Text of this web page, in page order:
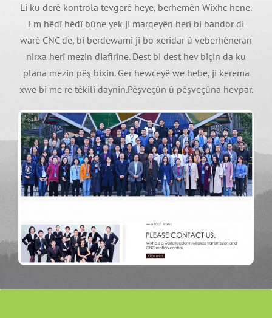
Li ku derê kontrola tevgerê heye, berhemên Wixhc hene.
Em hêdî hêdî bûne yek ji marqeyên herî bi bandor di
warê CNC de, bi berdewamî ji bo xerîdar û veberhêneran
nirxa herî mezin diafirîne. Dest bi dest hev biçin da ku
plana mezin pêş bixin. Ger hewceyê we hebe, ji kerema
xwe bi me re têkilî daynin.Pêşveçûn û pêşveçûna hevpar.